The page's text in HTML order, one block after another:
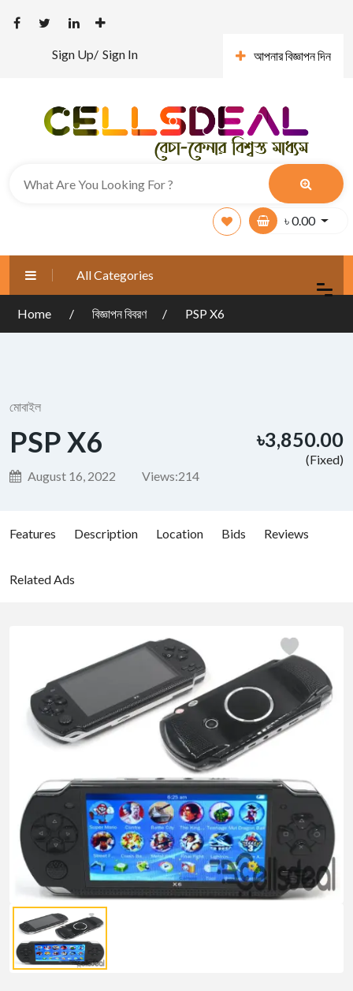
Sign Up/ Sign In আপনার বিজ্ঞাপন দিন
৳0.00
All Categories
Home বিজ্ঞাপন বিবরণ PSP X6
মোবাইল
PSP X6
August 16, 2022 Views:214
৳3,850.00
(Fixed)
Features Description Location Bids Reviews
Related Ads